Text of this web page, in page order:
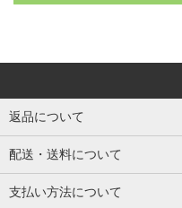
返品について
配送・送料について
支払い方法について